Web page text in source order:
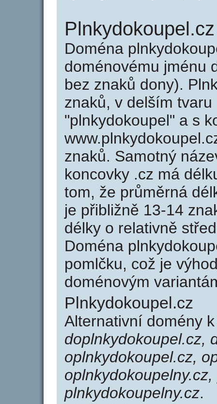
Plnkydokoupel.cz
Doména
doménovému jménu
bez znaků dony).
znaků, v delším tvaru
"plnkydokoupel" a s
znaků. Samotný
koncovky .cz má
tom, že průměrná
je přibližně 13-14
délky o relativně
Doména
pomlčku, což je
doménovým
Plnkydokoupel.cz
Alternativní domény
doplnkydokoupel.cz,
oplnkydokoupel.cz,
plnkydokoupelny.cz.